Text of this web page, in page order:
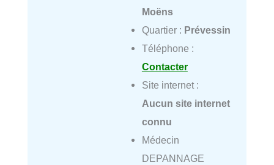
Moëns
Quartier : Prévessin
Téléphone :
Contacter
Site internet :
Aucun site internet
connu
Médecin
DEPANNAGE